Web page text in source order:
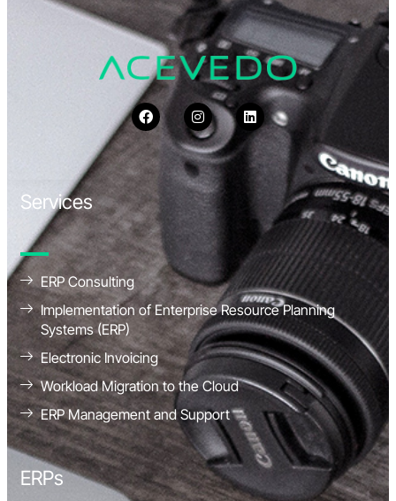
Services
ERP Consulting
Implementation of Enterprise Resource Planning
Systems (ERP)
Electronic Invoicing
Workload Migration to the Cloud
ERP Management and Support
ERPs